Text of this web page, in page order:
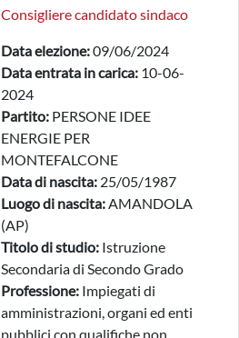
Consigliere candidato sindaco
Data elezione:09/06/2024
Data entrata in carica: 10-06-
2024
Partito: PERSONE IDEE
ENERGIE PER
MONTEFALCONE
Data di nascita: 25/05/1987
Luogo di nascita:AMANDOLA
(AP)
Titolo di studio: Istruzione
Secondaria di Secondo Grado
Professione: Impiegati di
amministrazioni, organi ed enti
pubblici con qualifiche non